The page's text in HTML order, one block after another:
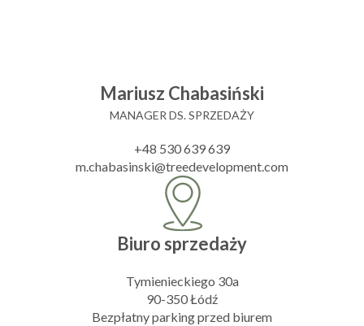
Mariusz Chabasiński
MANAGER DS. SPRZEDAŻY
+48 530 639 639
m.chabasinski@treedevelopment.com
Biuro sprzedaży
Tymienieckiego 30a
90-350 Łódź
Bezpłatny parking przed biurem